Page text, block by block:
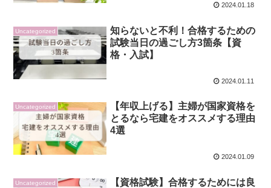
2024.01.18
Uncategorized
知らないと不利！合格するための
試験当日の過ごし方3箇条【資
格・入試】
2024.01.11
Uncategorized
【年収上げる】主婦が国家資格を
とるなら宅建をオススメする理由
4選
2024.01.09
Uncategorized
【資格試験】合格するためには良